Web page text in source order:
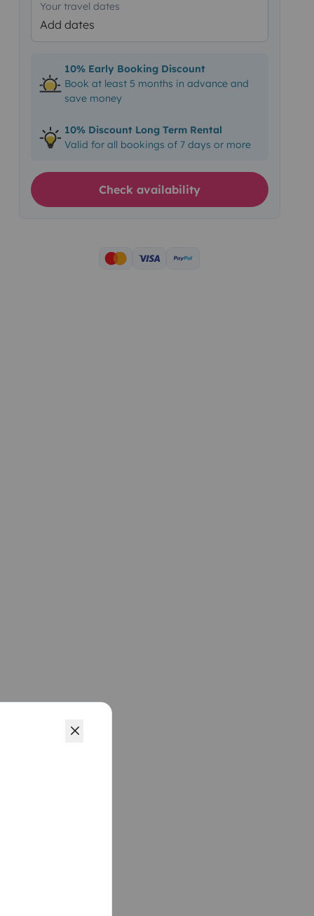
Your travel dates
Add dates
10% Early Booking Discount
Book at least 5 months in advance and
save money
10% Discount Long Term Rental
Valid for all bookings of 7 days or more
Check availability